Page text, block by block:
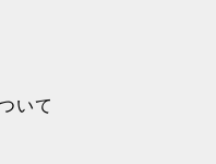
いて